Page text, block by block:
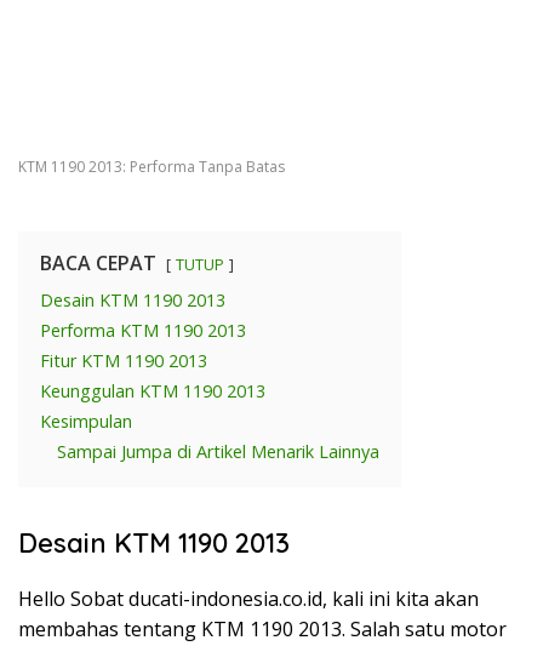
KTM 1190 2013: Performa Tanpa Batas
BACA CEPAT TUTUP
Desain KTM 1190 2013
Performa KTM 1190 2013
Fitur KTM 1190 2013
Keunggulan KTM 1190 2013
Kesimpulan
Sampai Jumpa di Artikel Menarik Lainnya
Desain KTM 1190 2013
Hello Sobat ducati-indonesia.co.id, kali ini kita akan
membahas tentang KTM 1190 2013. Salah satu motor